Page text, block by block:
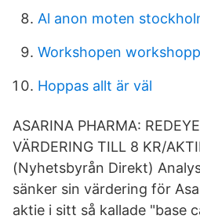
Al anon moten
Workshopen
Hoppas allt är väl
ASARINA PHARMA:
VÄRDERING TILL 8 KR/
(Nyhetsbyrån Direkt)
sänker sin värdering för
aktie i sitt så kallade "base